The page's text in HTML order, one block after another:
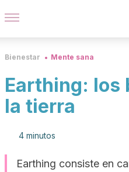
Bienestar Mente sana
Earthing: los
la tierra
4 minutos
Earthing consiste en